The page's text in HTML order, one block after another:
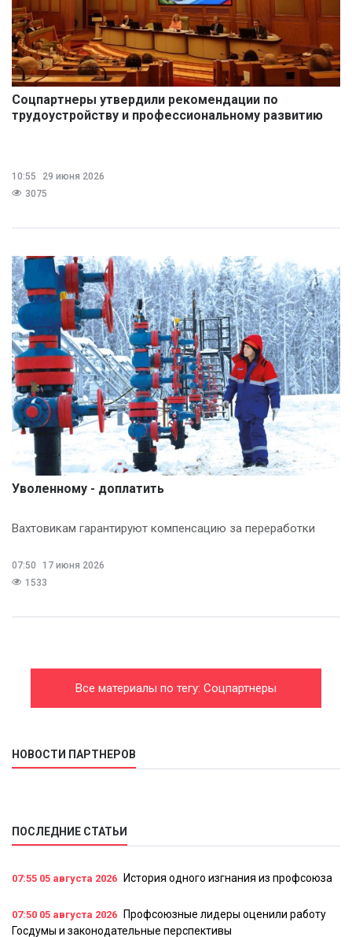
Соцпартнеры утвердили рекомендации по
трудоустройству и профессиональному развитию
10:55
29 июня 2026
3075
Уволенному - доплатить
Вахтовикам гарантируют компенсацию за переработки
07:50
17 июня 2026
1533
Все материалы по тегу: Соцпартнеры
НОВОСТИ ПАРТНЕРОВ
ПОСЛЕДНИЕ СТАТЬИ
07:55 05 августа 2026 История одного изгнания из профсоюза
07:50 05 августа 2026
Профсоюзные лидеры оценили работу
Госдумы и законодательные перспективы